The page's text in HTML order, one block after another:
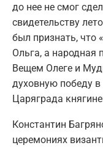
до нее не смог
свидетельству
был признать, что
Ольга, а народная
Вещем Олеге и
духовную победу
Царяграда
Константин
церемониях